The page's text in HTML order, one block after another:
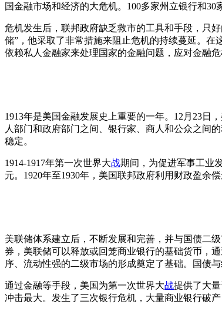
国金融市场和经济的大危机。100多家州立银行和30
危机发生后，联邦政府缺乏救市的工具和手段，只
储”，他采取了非常措施来阻止危机的持续蔓延。
依赖私人金融家来处理国家的金融问题，应对金融危
1913年是美国金融发展史上重要的一年。12月23日
人部门和政府部门之间、银行家、商人和公众之间
稳定。
1914-1917年第一次世界大战期间，为促进军事工业
元。1920年至1930年，美国联邦政府利用财政盈余
美联储体系建立后，不断发展和完善，并与国债二
券，美联储可以释放或回笼商业银行的基础货币，
序、流动性强的二级市场的形成奠定了基础。国债
通过金融等手段，美国为第一次世界大战提供了大
冲击最大。发生了三次银行危机，大量商业银行破产